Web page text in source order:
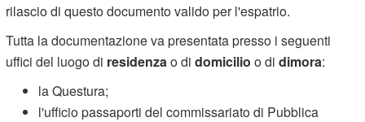
rilascio di questo documento valido per l'espatrio.
Tutta la documentazione va presentata presso i seguenti
uffici del luogo di residenza o didomicilio o didimora:
la Questura;
l'ufficio passaporti del commissariato di Pubblica